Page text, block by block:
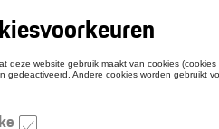
T-SHIRT -
Referentie: WAP552XXX0P0MR